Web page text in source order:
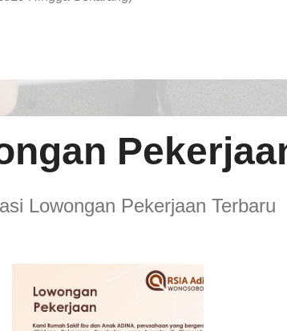
Lowongan Pekerjaan Terbaru
TENAGA
TEKNIS